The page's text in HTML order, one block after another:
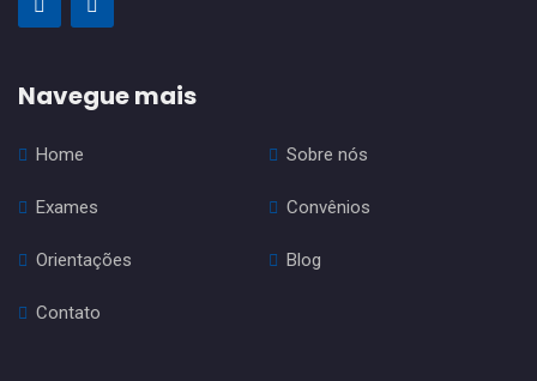
Navegue mais
Home Sobre nós
Exames Convênios
Orientações Blog
Contato